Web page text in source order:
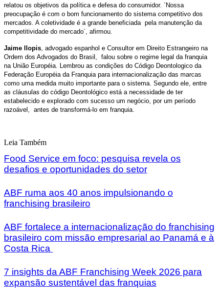
relatou os objetivos da política e defesa do consumidor. `Nossa
preocupação é com o bom funcionamento do sistema competitivo dos
mercados. A coletividade é a grande beneficiada pela manutenção da
competitividade do mercado`, afirmou.
Jaime llopis, advogado espanhol e Consultor em Direito Estrangeiro na
Ordem dos Advogados do Brasil, falou sobre o regime legal da franquia
na União Européia. Lembrou as condições do Código Deontologico da
Federação Européia da Franquia para internacionalização das marcas
como uma medida muito importante para o sistema. Segundo ele, entre
as cláusulas do código Deontológico está a necessidade de ter
estabelecido e explorado com sucesso um negócio, por um período
razoável, antes de transformá-lo em franquia.
Leia Também
Food Service em foco: pesquisa revela os
desafios e oportunidades do setor
ABF ruma aos 40 anos impulsionando o
franchising brasileiro
ABF fortalece a internacionalização do franchising
brasileiro com missão empresarial ao Panamá e à
Costa Rica
7 insights da ABF Franchising Week 2026 para
expansão sustentável das franquias